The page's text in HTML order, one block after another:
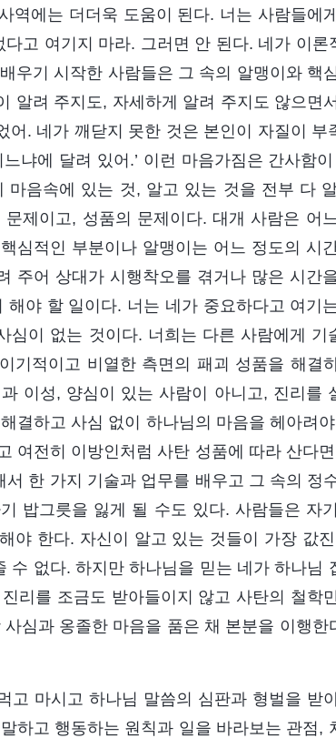
역에는 더더욱 도움이 된다. 너는 사람들에
고 여기지 마라. 그러면 안 된다. 네가 이론
우기 시작한 사람들은 그 속의 알맹이와 핵
알려 주지도, 자세하게 알려 주지도 않으면
. 네가 깨닫지 못한 것은 본인이 자질이 부
냐에 달려 있어.’ 이런 마음가짐은 간사함이
마음속에 있는 것, 알고 있는 것을 전부 다
제이고, 성품의 문제이다. 대개 사람은 어
심적인 부분이나 알맹이는 어느 정도의 시
주어 상대가 시행착오를 겪거나 많은 시간
야 할 일이다. 너는 네가 중요하다고 여기
이 없는 것이다. 너희는 다른 사람에게 기
기적이고 비열한 측면의 패괴 성품을 해결
이성, 양심이 있는 사람이 아니고, 진리를
결하고 사심 없이 하나님의 마음을 헤아려
여전히 이방인처럼 사탄 성품에 따라 산다
한 가지 기술과 업무를 배우고 그 속의 정
밥그릇을 잃게 될 수도 있다. 사람들은 자
야 한다. 자신이 알고 있는 것들이 가장 값진
수 없다. 하지만 하나님을 믿는 네가 하나님
리를 조금도 받아들이지 않고 사탄의 철학
심과 옹졸한 마음을 품은 채 본분을 이행한
고 마시고 하나님 말씀의 심판과 형벌을 받
하고 행동하는 원칙과 일을 바라보는 관점,